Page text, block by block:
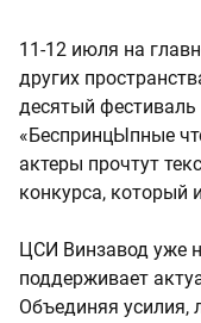
11-12 июля на
других
десятый
«БеспринцЫпные
актеры прочтут
конкурса, который
ЦСИ Винзавод уже
поддерживает
Объединяя усилия,